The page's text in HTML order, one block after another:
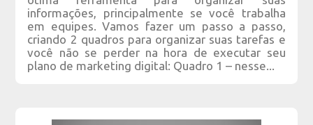
informações, principalmente se você trabalha
em equipes. Vamos fazer um passo a passo,
criando 2 quadros para organizar suas tarefas e
você não se perder na hora de executar seu
plano de marketing digital: Quadro 1 – nesse...